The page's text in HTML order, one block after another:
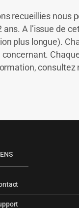
recueillies nous
ans. A l’issue de
plus longue).
concernant.
consultez